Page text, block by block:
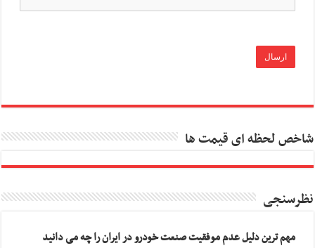
شاخص لحظه ای قیمت ها
نظرسنجی
مهم ترین دلیل عدم موفقیت صنعت خودرو در ایران را چه می دانید